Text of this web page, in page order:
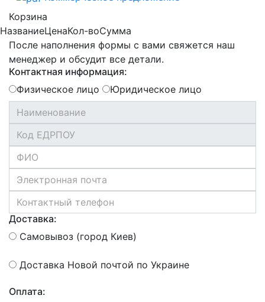
Корзина
НазваниеЦенаКол-воСумма
После наполнения формы с вами свяжется наш
менеджер и обсудит все детали.
Контактная информация:
Физическое лицо
Юридическое лицо
Доставка:
Самовывоз (город Киев)
Доставка Новой почтой по Украине
Оплата: